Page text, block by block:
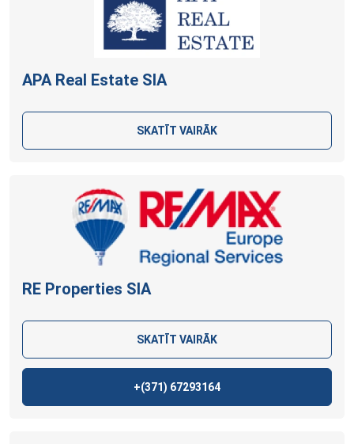
APA Real Estate SIA
SKATĪT VAIRĀK
RE Properties SIA
SKATĪT VAIRĀK
+(371) 67293164